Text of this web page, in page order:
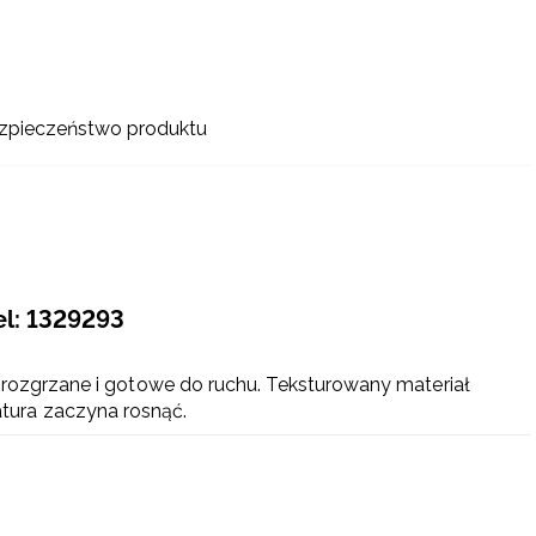
produktu
1329293
i gotowe do ruchu. Teksturowany materiał
zaczyna rosnąć.